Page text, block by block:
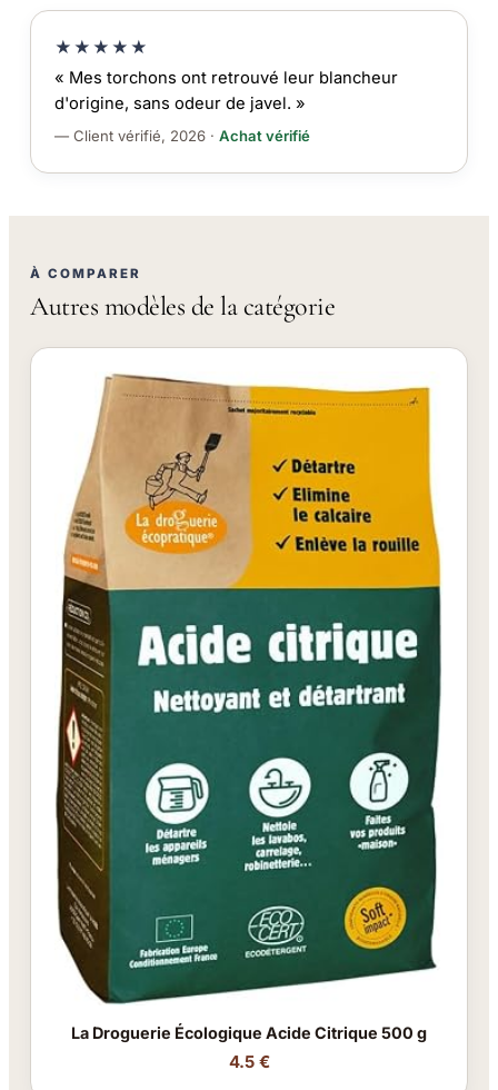
★★★★★
« Mes torchons ont retrouvé leur blancheur
d'origine, sans odeur de javel. »
— Client vérifié, 2026 · Achat vérifié
À COMPARER
Autres modèles de la catégorie
La Droguerie Écologique Acide Citrique 500 g
4.5 €